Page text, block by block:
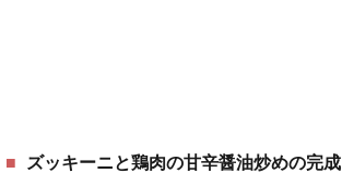
ズッキーニと鶏肉の甘辛醤油炒めの完成